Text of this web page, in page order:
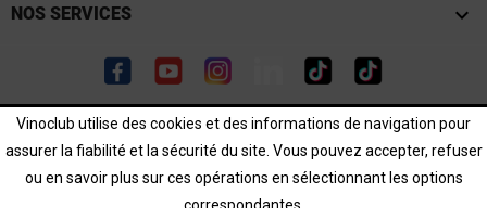
Vinoclub utilise des cookies et des informations de navigation pour
assurer la fiabilité et la sécurité du site. Vous pouvez accepter, refuser
ou en savoir plus sur ces opérations en sélectionnant les options
NOS SERVICES 
FacebookYouTubeInstagramLinkedInTikTok
L'abus d'alcool est dangereux pour la santé. Consommer
avec modération.